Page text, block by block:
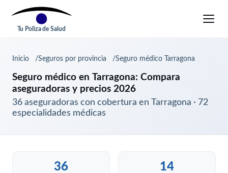
Tu Poliza de Salud
Inicio Seguros por provincia Seguro médico Tarragona
Seguro médico en Tarragona: Compara
aseguradoras y precios 2026
36 aseguradoras con cobertura en Tarragona · 72
especialidades médicas
36 14